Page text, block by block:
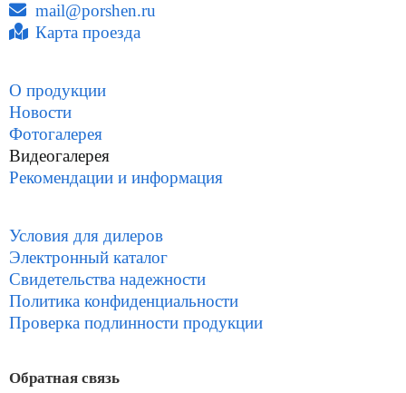
mail@porshen.ru
Карта проезда
О продукции
Новости
Фотогалерея
Видеогалерея
Рекомендации и информация
Условия для дилеров
Электронный каталог
Свидетельства надежности
Политика конфиденциальности
Проверка подлинности продукции
Обратная связь